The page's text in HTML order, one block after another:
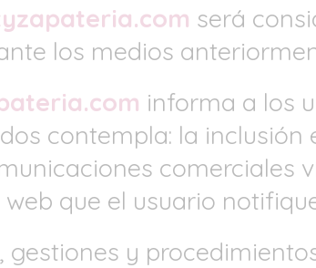
será
los medios
informa a los
contempla: la
comerciales
que el usuario
gestiones y